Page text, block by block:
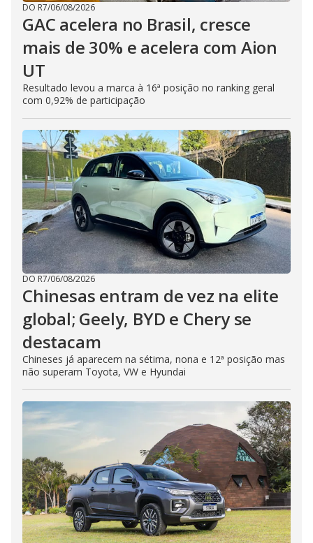
DO R7/06/08/2026
GAC acelera no Brasil, cresce
mais de 30% e acelera com Aion
UT
Resultado levou a marca à 16ª posição no ranking geral
com 0,92% de participação
DO R7/06/08/2026
Chinesas entram de vez na elite
global; Geely, BYD e Chery se
destacam
Chineses já aparecem na sétima, nona e 12ª posição mas
não superam Toyota, VW e Hyundai